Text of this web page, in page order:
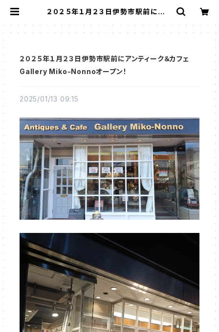
２０２５年１月２３日伊勢市駅前にアン
２０２５年１月２３日伊勢市駅前にアンティーク＆カフェ
Gallery Miko-Nonnoオープン！
2025/01/13 09:15